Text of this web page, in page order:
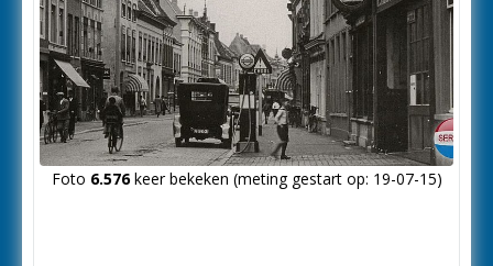
Foto 6.576keer bekeken (meting gestart op: 19-07-15)